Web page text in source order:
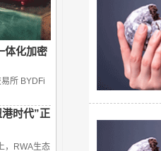
体化加密
所 BYDFi
时代”正
，RWA生态